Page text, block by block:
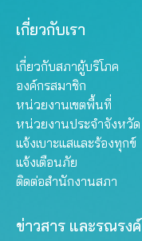
เกี่ยวกับเรา
เกี่ยวกับสภาผู้บริโภค
องค์กรสมาชิก
หน่วยงานเขตพื้นที่
หน่วยงานประจำจังหวัด
แจ้งเบาะแสและร้องทุกข์
แจ้งเตือนภัย
ติดต่อสำนักงานสภา
ข่าวสาร และรณรงค์